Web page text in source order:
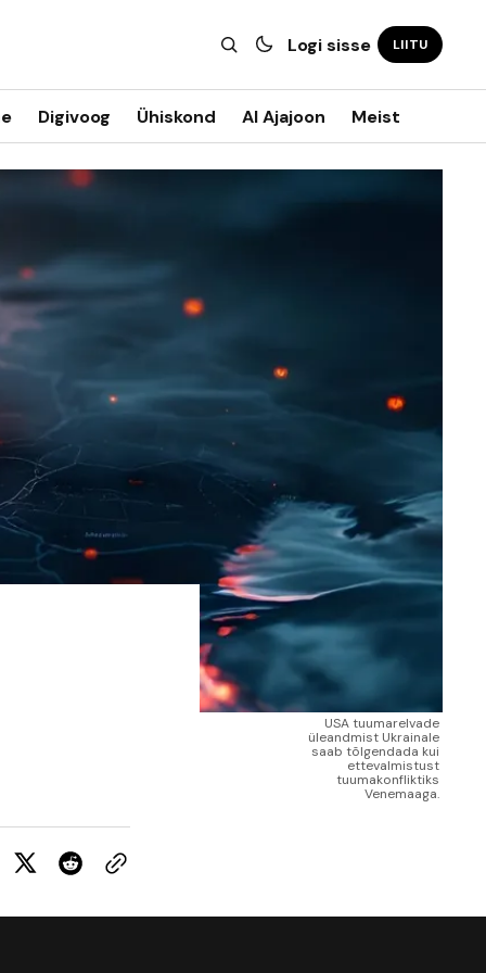
Logi sisse LIITU
Digivoog Ühiskond AI Ajajoon Meist
USA tuumarelvade
üleandmist Ukrainale
saab tõlgendada kui
ettevalmistust
tuumakonfliktiks
Venemaaga.